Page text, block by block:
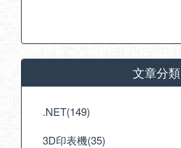
文章分類
.NET(149)
3D印表機(35)